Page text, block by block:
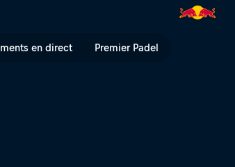
en direct Premier Padel
- Simple Session